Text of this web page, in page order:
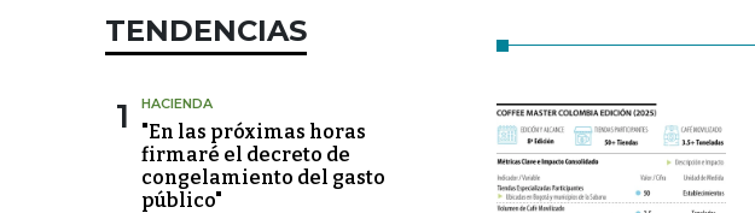
TENDENCIAS
1 HACIENDA
"En las próximas horas
firmaré el decreto de
congelamiento del gasto
público"